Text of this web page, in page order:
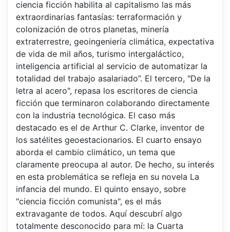
ciencia ficción habilita al capitalismo las más
extraordinarias fantasías: terraformación y
colonización de otros planetas, minería
extraterrestre, geoingeniería climática, expectativa
de vida de mil años, turismo intergaláctico,
inteligencia artificial al servicio de automatizar la
totalidad del trabajo asalariado”. El tercero, "De la
letra al acero", repasa los escritores de ciencia
ficción que terminaron colaborando directamente
con la industria tecnológica. El caso más
destacado es el de Arthur C. Clarke, inventor de
los satélites geoestacionarios. El cuarto ensayo
aborda el cambio climático, un tema que
claramente preocupa al autor. De hecho, su interés
en esta problemática se refleja en su novela La
infancia del mundo. El quinto ensayo, sobre
"ciencia ficción comunista", es el más
extravagante de todos. Aquí descubrí algo
totalmente desconocido para mí: la Cuarta